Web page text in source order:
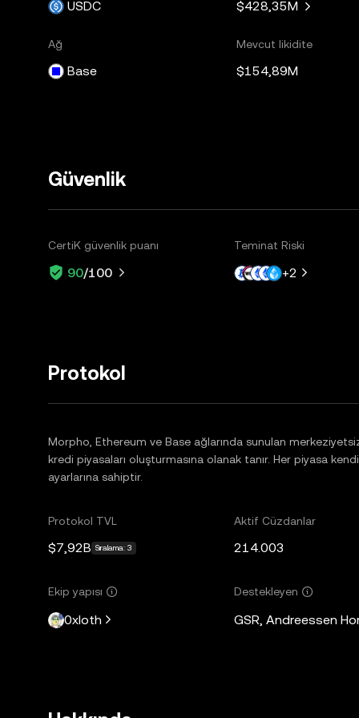
USDC $428,35M
Ağ
Base
Mevcut likidite
$154,89M
Güvenlik
CertiK güvenlik puanı
90/100
Teminat Riski
+2
Protokol
Morpho, Ethereum ve Base ağlarında sunulan
kredi piyasaları oluşturmasına olanak tanır. Her piyasa
ayarlarına sahiptir.
Protokol TVL
$7,92B Sıralama: 3
Aktif Cüzdanlar
214.003
Ekip yapısı
0xloth
Destekleyen
GSR, Andreessen